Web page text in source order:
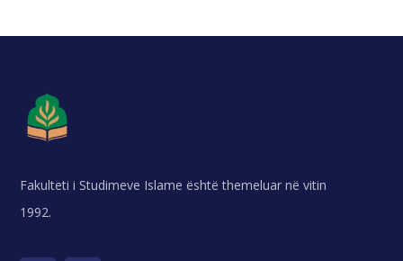
Fakulteti i Studimeve Islame është themeluar në vitin
1992.